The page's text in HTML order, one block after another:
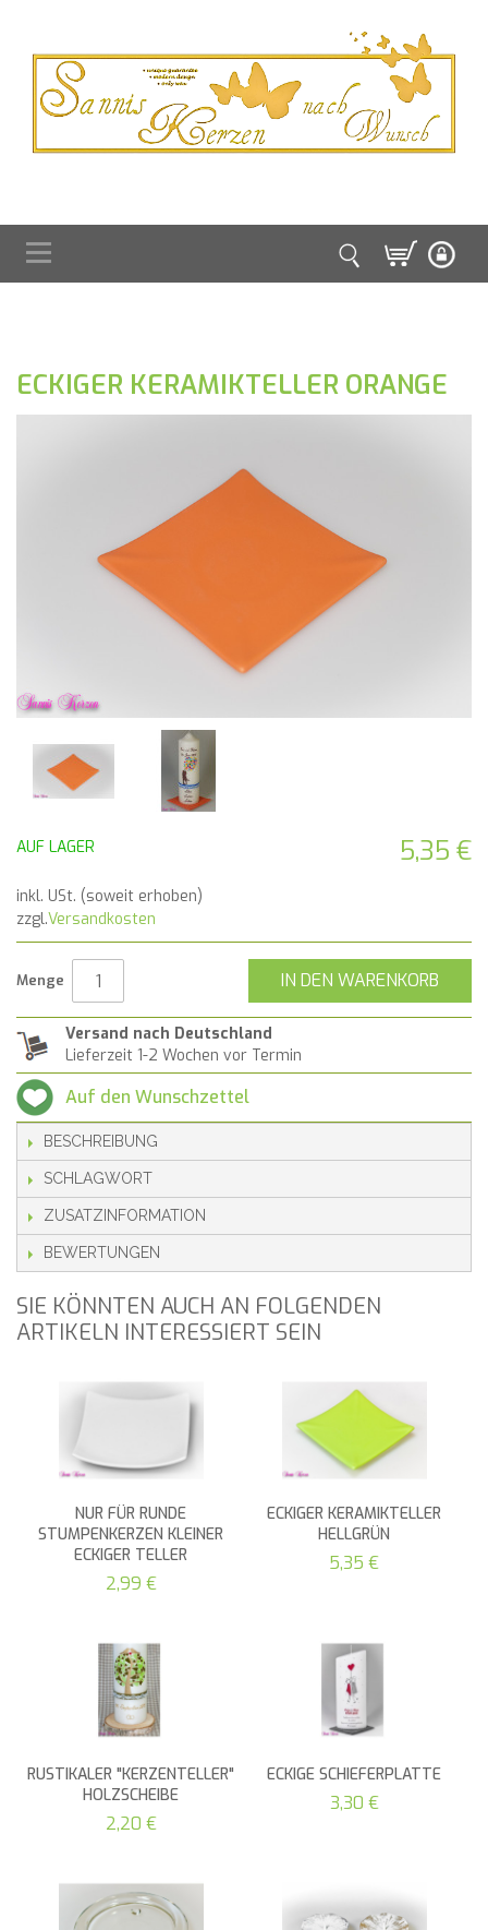
ECKIGER KERAMIKTELLER ORANGE
5,35 €
AUF LAGER
inkl. USt. (soweit erhoben)
zzgl.Versandkosten
Menge IN DEN WARENKORB
Versand nach Deutschland
Lieferzeit 1-2 Wochen vor Termin
Auf den Wunschzettel
BESCHREIBUNG
SCHLAGWORT
ZUSATZINFORMATION
BEWERTUNGEN
SIE KÖNNTEN AUCH AN FOLGENDEN
ARTIKELN INTERESSIERT SEIN
NUR FÜR RUNDE
STUMPENKERZEN KLEINER
ECKIGER TELLER
2,99 €
ECKIGER KERAMIKTELLER
HELLGRÜN
5,35 €
RUSTIKALER "KERZENTELLER"
HOLZSCHEIBE
2,20 €
ECKIGE SCHIEFERPLATTE
3,30 €